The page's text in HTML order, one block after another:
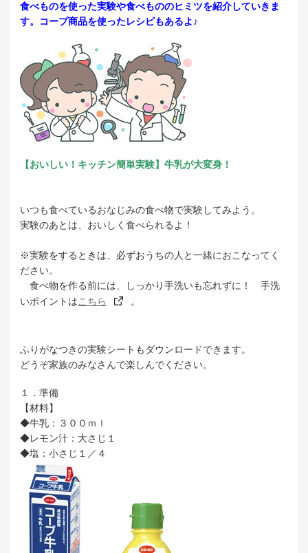
食べものを使った実験や食べもののヒミツを紹介していきま
す。コープ商品を使ったレシピもあるよ♪
【おいしい！キッチン簡単実験】牛乳が大変身！
いつも食べているおなじみの食べ物で実験してみよう。
実験のあとは、おいしく食べられるよ！
※実験をするときは、必ずおうちの人と一緒におこなってく
ださい。
食べ物を作る前には、しっかり手洗いも忘れずに！ 手洗
いポイントはこちら 。
ふりがなつきの実験シートもダウンロードできます。
どうぞ家族のみなさんで楽しんでください。
１．準備
【材料】
◆牛乳：３００ｍｌ
◆レモン汁：大さじ１
◆塩：小さじ１／４